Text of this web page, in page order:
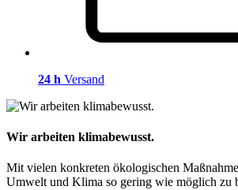
24 h Versand
Wir arbeiten klimabewusst.
Mit vielen konkreten ökologischen
Umwelt und Klima so gering wie möglich zu